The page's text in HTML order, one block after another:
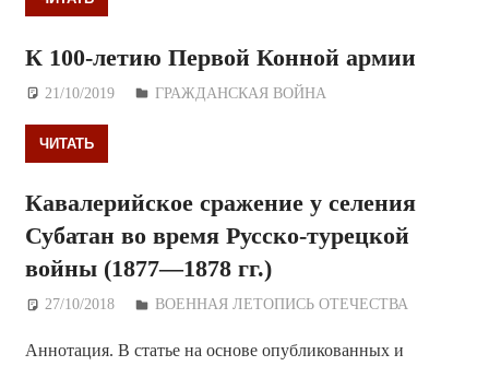
К 100-летию Первой Конной армии
21/10/2019 Дежурный по Редакции
ГРАЖДАНСКАЯ ВОЙНА
ЧИТАТЬ
Кавалерийское сражение у селения
Субатан во время Русско-турецкой
войны (1877—1878 гг.)
27/10/2018 Дежурный по Редакции
ВОЕННАЯ ЛЕТОПИСЬ ОТЕЧЕСТВА
Аннотация. В статье на основе опубликованных и